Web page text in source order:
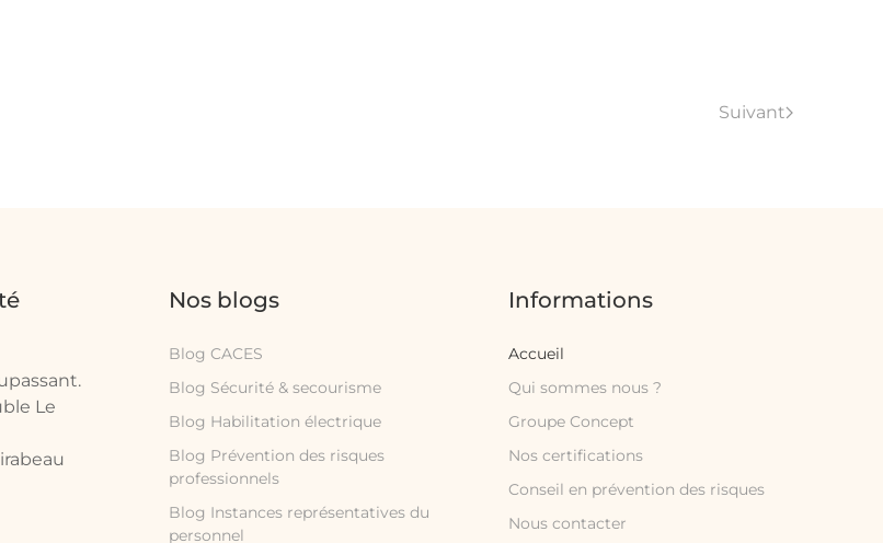
Suivant
Le
Nos blogs
Blog CACES
Blog Sécurité & secourisme
Blog Habilitation électrique
Blog Prévention des risques
professionnels
Blog Instances représentatives du
personnel
Informations
Accueil
Qui sommes nous ?
Groupe Concept
Nos certifications
Conseil en prévention des risques
Nous contacter